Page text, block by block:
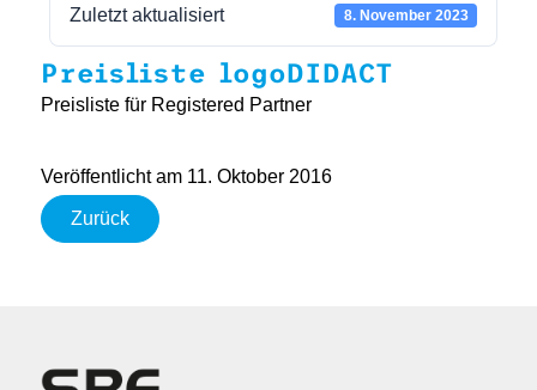
Zuletzt aktualisiert 8. November 2023
Preisliste logoDIDACT
Preisliste für Registered Partner
Veröffentlicht am 11. Oktober 2016
Zurück